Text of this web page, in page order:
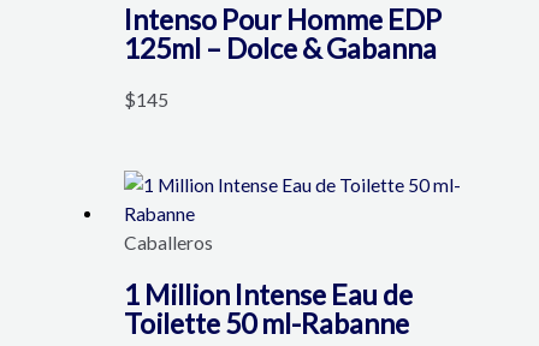
Intenso Pour Homme EDP
125ml – Dolce & Gabanna
$145
Caballeros
1 Million Intense Eau de
Toilette 50 ml-Rabanne